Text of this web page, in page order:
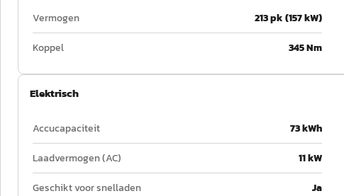
Vermogen 213 pk (157 kW)
Koppel
345 Nm
Elektrisch
Accucapaciteit 73 kWh
Laadvermogen (AC)
11 kW
Geschikt voor snelladen
Ja